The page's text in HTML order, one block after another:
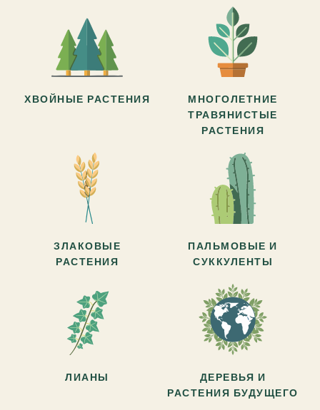
ХВОЙНЫЕ РАСТЕНИЯ
МНОГОЛЕТНИЕ
ТРАВЯНИСТЫЕ
РАСТЕНИЯ
ЗЛАКОВЫЕ
РАСТЕНИЯ
ПАЛЬМОВЫЕ И
СУККУЛЕНТЫ
ЛИАНЫ
ДЕРЕВЬЯ И
РАСТЕНИЯ БУДУЩЕГО